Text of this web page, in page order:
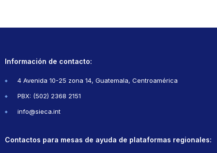
Información de contacto:
4 Avenida 10-25 zona 14, Guatemala, Centroamérica
PBX: (502) 2368 2151
info@sieca.int
Contactos para mesas de ayuda de plataformas regionales: